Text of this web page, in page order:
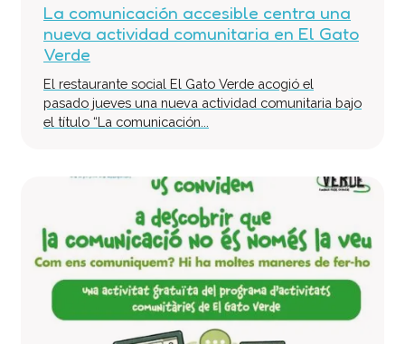
La comunicación accesible centra una
nueva actividad comunitaria en El Gato
Verde
El restaurante social El Gato Verde acogió el
pasado jueves una nueva actividad comunitaria bajo
el título “La comunicación...